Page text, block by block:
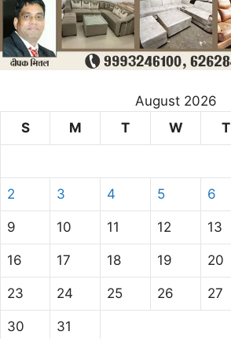
August 2026
S
M T W T
2 3 4 5 6
9 10 11 12 13
16 17 18 19 20
23 24 25 26 27
30 31